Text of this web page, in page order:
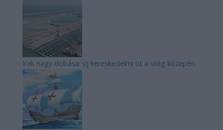
Irak nagy dobása: új kereskedelmi út a világ közepén